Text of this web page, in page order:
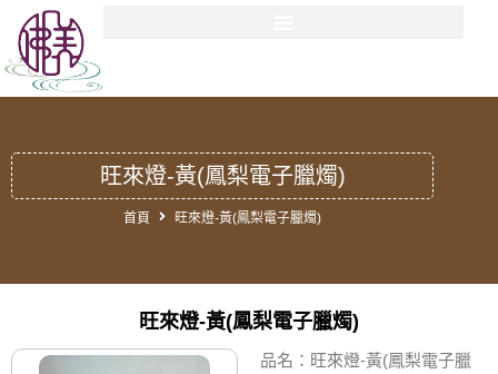
旺來燈-黃(鳳梨電子臘燭)
首頁 旺來燈-黃(鳳梨電子臘燭)
旺來燈-黃(鳳梨電子臘燭)
品名：旺來燈-黃(鳳梨電子臘